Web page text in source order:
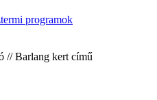
programok